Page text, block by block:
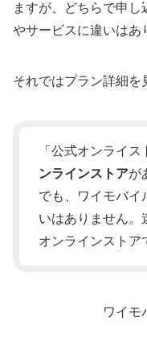
ますが、どちらで申
やサービスに違いはあ
それではプラン詳細を
「公式オンライス
ンラインストアが
でも、ワイモバイ
いはありません。
オンラインストア
ワイモ